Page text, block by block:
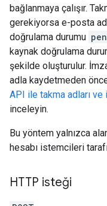
bağlanmaya çalışır.
gerekiyorsa e-posta
doğrulama durumu
kaynak doğrulama
şekilde oluşturulur.
adla kaydetmeden
API ile takma adları ve
inceleyin.
Bu yöntem yalnızca
hesabı istemcileri
HTTP isteği